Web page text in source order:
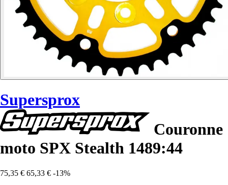
Supersprox
Couronne
moto SPX Stealth 1489:44
75,35 € 65,33 € -13%